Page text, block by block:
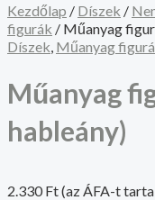
Kezdőlap / Díszek /
figurák / Műanyag
Díszek Műanyag
Műanyag
hableány)
2.330Ft(az ÁFA-t